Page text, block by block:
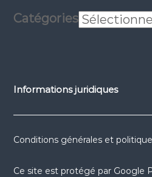
Catégories
Informations juridiques
Conditions générales et
Ce site est protégé par Google